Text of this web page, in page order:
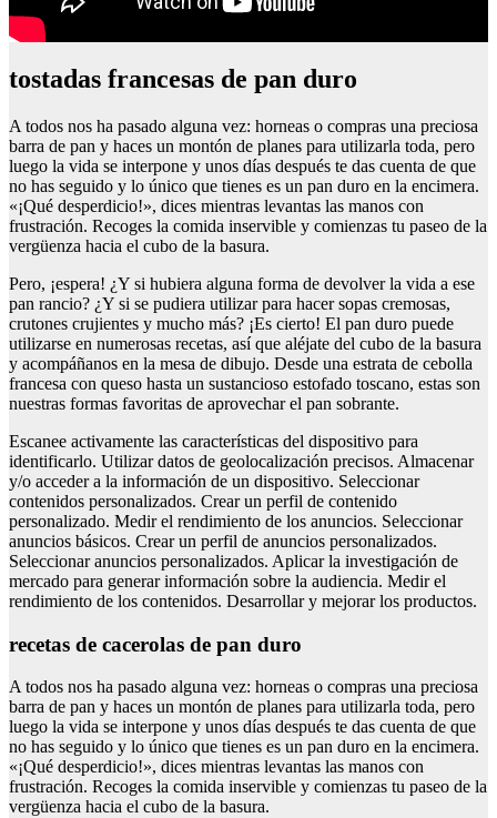
tostadas francesas de pan duro
A todos nos ha pasado alguna vez: horneas o compras una preciosa
barra de pan y haces un montón de planes para utilizarla toda, pero
luego la vida se interpone y unos días después te das cuenta de que
no has seguido y lo único que tienes es un pan duro en la encimera.
«¡Qué desperdicio!», dices mientras levantas las manos con
frustración. Recoges la comida inservible y comienzas tu paseo de la
vergüenza hacia el cubo de la basura.
Pero, ¡espera! ¿Y si hubiera alguna forma de devolver la vida a ese
pan rancio? ¿Y si se pudiera utilizar para hacer sopas cremosas,
crutones crujientes y mucho más? ¡Es cierto! El pan duro puede
utilizarse en numerosas recetas, así que aléjate del cubo de la basura
y acompáñanos en la mesa de dibujo. Desde una estrata de cebolla
francesa con queso hasta un sustancioso estofado toscano, estas son
nuestras formas favoritas de aprovechar el pan sobrante.
Escanee activamente las características del dispositivo para
identificarlo. Utilizar datos de geolocalización precisos. Almacenar
y/o acceder a la información de un dispositivo. Seleccionar
contenidos personalizados. Crear un perfil de contenido
personalizado. Medir el rendimiento de los anuncios. Seleccionar
anuncios básicos. Crear un perfil de anuncios personalizados.
Seleccionar anuncios personalizados. Aplicar la investigación de
mercado para generar información sobre la audiencia. Medir el
rendimiento de los contenidos. Desarrollar y mejorar los productos.
recetas de cacerolas de pan duro
A todos nos ha pasado alguna vez: horneas o compras una preciosa
barra de pan y haces un montón de planes para utilizarla toda, pero
luego la vida se interpone y unos días después te das cuenta de que
no has seguido y lo único que tienes es un pan duro en la encimera.
«¡Qué desperdicio!», dices mientras levantas las manos con
frustración. Recoges la comida inservible y comienzas tu paseo de la
vergüenza hacia el cubo de la basura.